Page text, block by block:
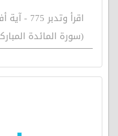
اقرأ
(سورة المائدة